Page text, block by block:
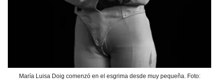
María Luisa Doig comenzó en el esgrima desde muy pequeña. Foto: